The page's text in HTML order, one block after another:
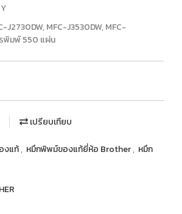
J2730DW, MFC-J3530DW, MFC-
พิมพ์ 550 แผ่น
เปรียบเทียบ
งแท้, หมึกพิพม์ของแท้ยี่ห้อ Brother, หมึก